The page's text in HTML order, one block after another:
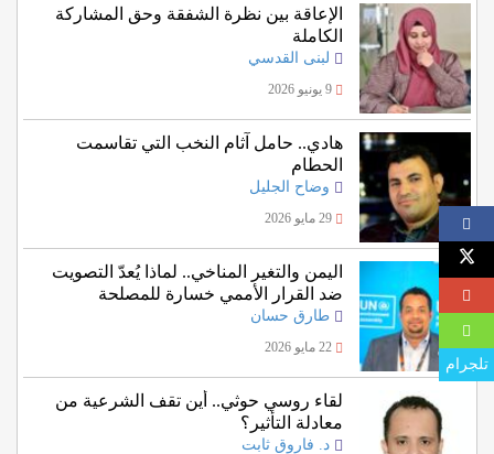
الإعاقة بين نظرة الشفقة وحق المشاركة
الكاملة
لبنى القدسي
9 يونيو 2026
هادي.. حامل آثام النخب التي تقاسمت
الحطام
وضاح الجليل
29 مايو 2026
اليمن والتغير المناخي.. لماذا يُعدّ التصويت
ضد القرار الأممي خسارة للمصلحة
اليمنية؟
طارق حسان
22 مايو 2026
لقاء روسي حوثي.. أين تقف الشرعية من
معادلة التأثير؟
د. فاروق ثابت
تلجرام